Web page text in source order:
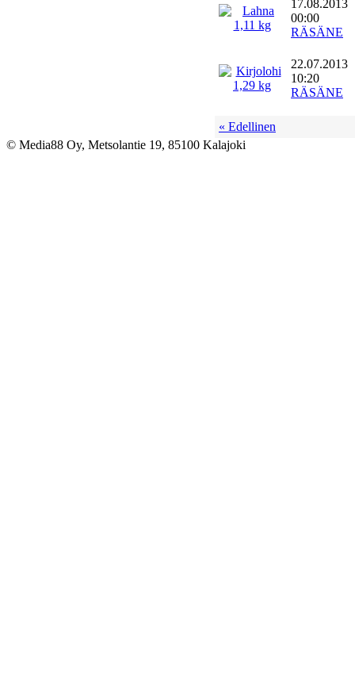
17.08.2013
00:00
RÄSÄNE
22.07.2013
10:20
RÄSÄNE
« Edellinen
© Media88 Oy, Metsolantie 19, 85100 Kalajoki